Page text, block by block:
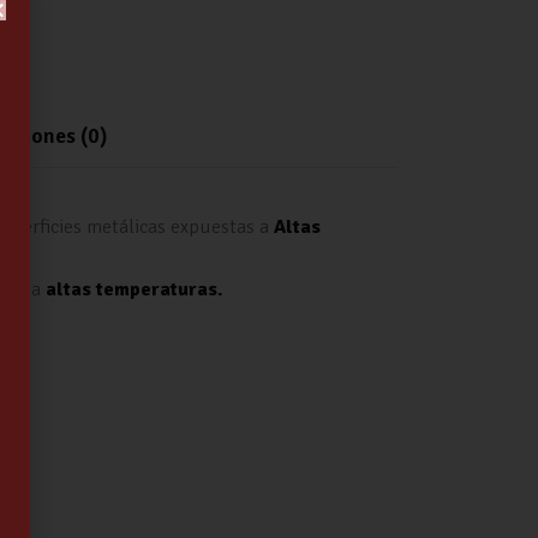
(0)
metálicas expuestas a Altas
a altas temperaturas.